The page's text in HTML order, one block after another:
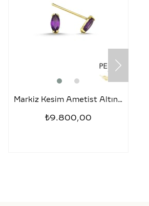
Markiz Kesim Ametist Altın Stud Küpe
₺9.800,00